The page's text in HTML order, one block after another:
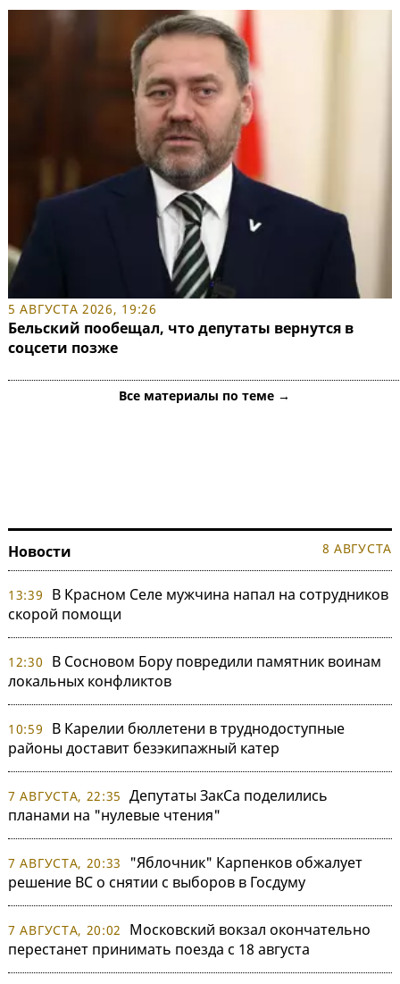
5 АВГУСТА 2026, 19:26
Бельский пообещал, что депутаты вернутся в
соцсети позже
Все материалы по теме →
Новости 8 АВГУСТА
13:39
В Красном Селе мужчина напал на сотрудников
скорой помощи
12:30
В Сосновом Бору повредили памятник воинам
локальных конфликтов
10:59
В Карелии бюллетени в труднодоступные
районы доставит безэкипажный катер
7 АВГУСТА, 22:35 Депутаты ЗакСа поделились
планами на "нулевые чтения"
7 АВГУСТА, 20:33
"Яблочник" Карпенков обжалует
решение ВС о снятии с выборов в Госдуму
7 АВГУСТА, 20:02
Московский вокзал окончательно
перестанет принимать поезда с 18 августа